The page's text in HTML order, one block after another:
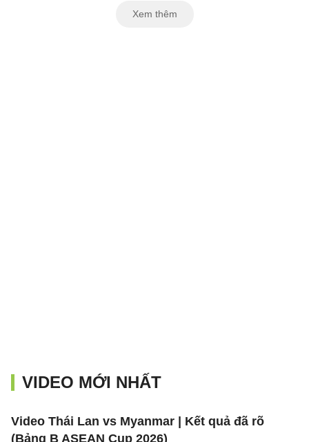
Xem thêm
VIDEO MỚI NHẤT
Video Thái Lan vs Myanmar | Kết quả đã rõ
(Bảng B ASEAN Cup 2026)